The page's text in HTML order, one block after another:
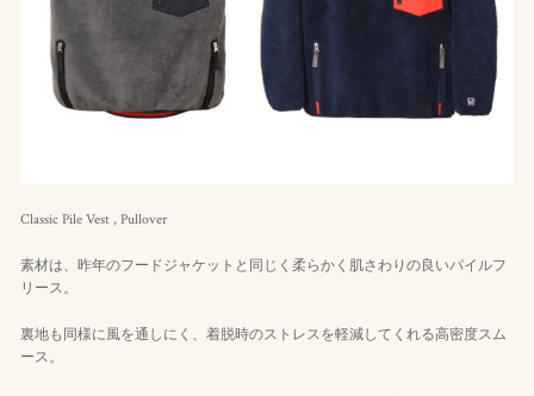
Classic Pile Vest , Pullover
素材は、昨年のフードジャケットと同じく柔らかく肌さわりの良いパイルフ
リース。
裏地も同様に風を通しにく、着脱時のストレスを軽減してくれる高密度スム
ース。